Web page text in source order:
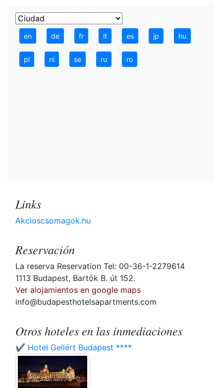
en de fr it es jp hu
pl nl se ru ro
Links
Akcioscsomagok.hu
Reservación
La reserva Reservation Tel: 00-36-1-2279614
1113 Budapest, Bartók B. út 152.
Ver alojamientos en google maps
info@budapesthotelsapartments.com
Otros hoteles en las inmediaciones
✔️ Hotel Gellért Budapest ****